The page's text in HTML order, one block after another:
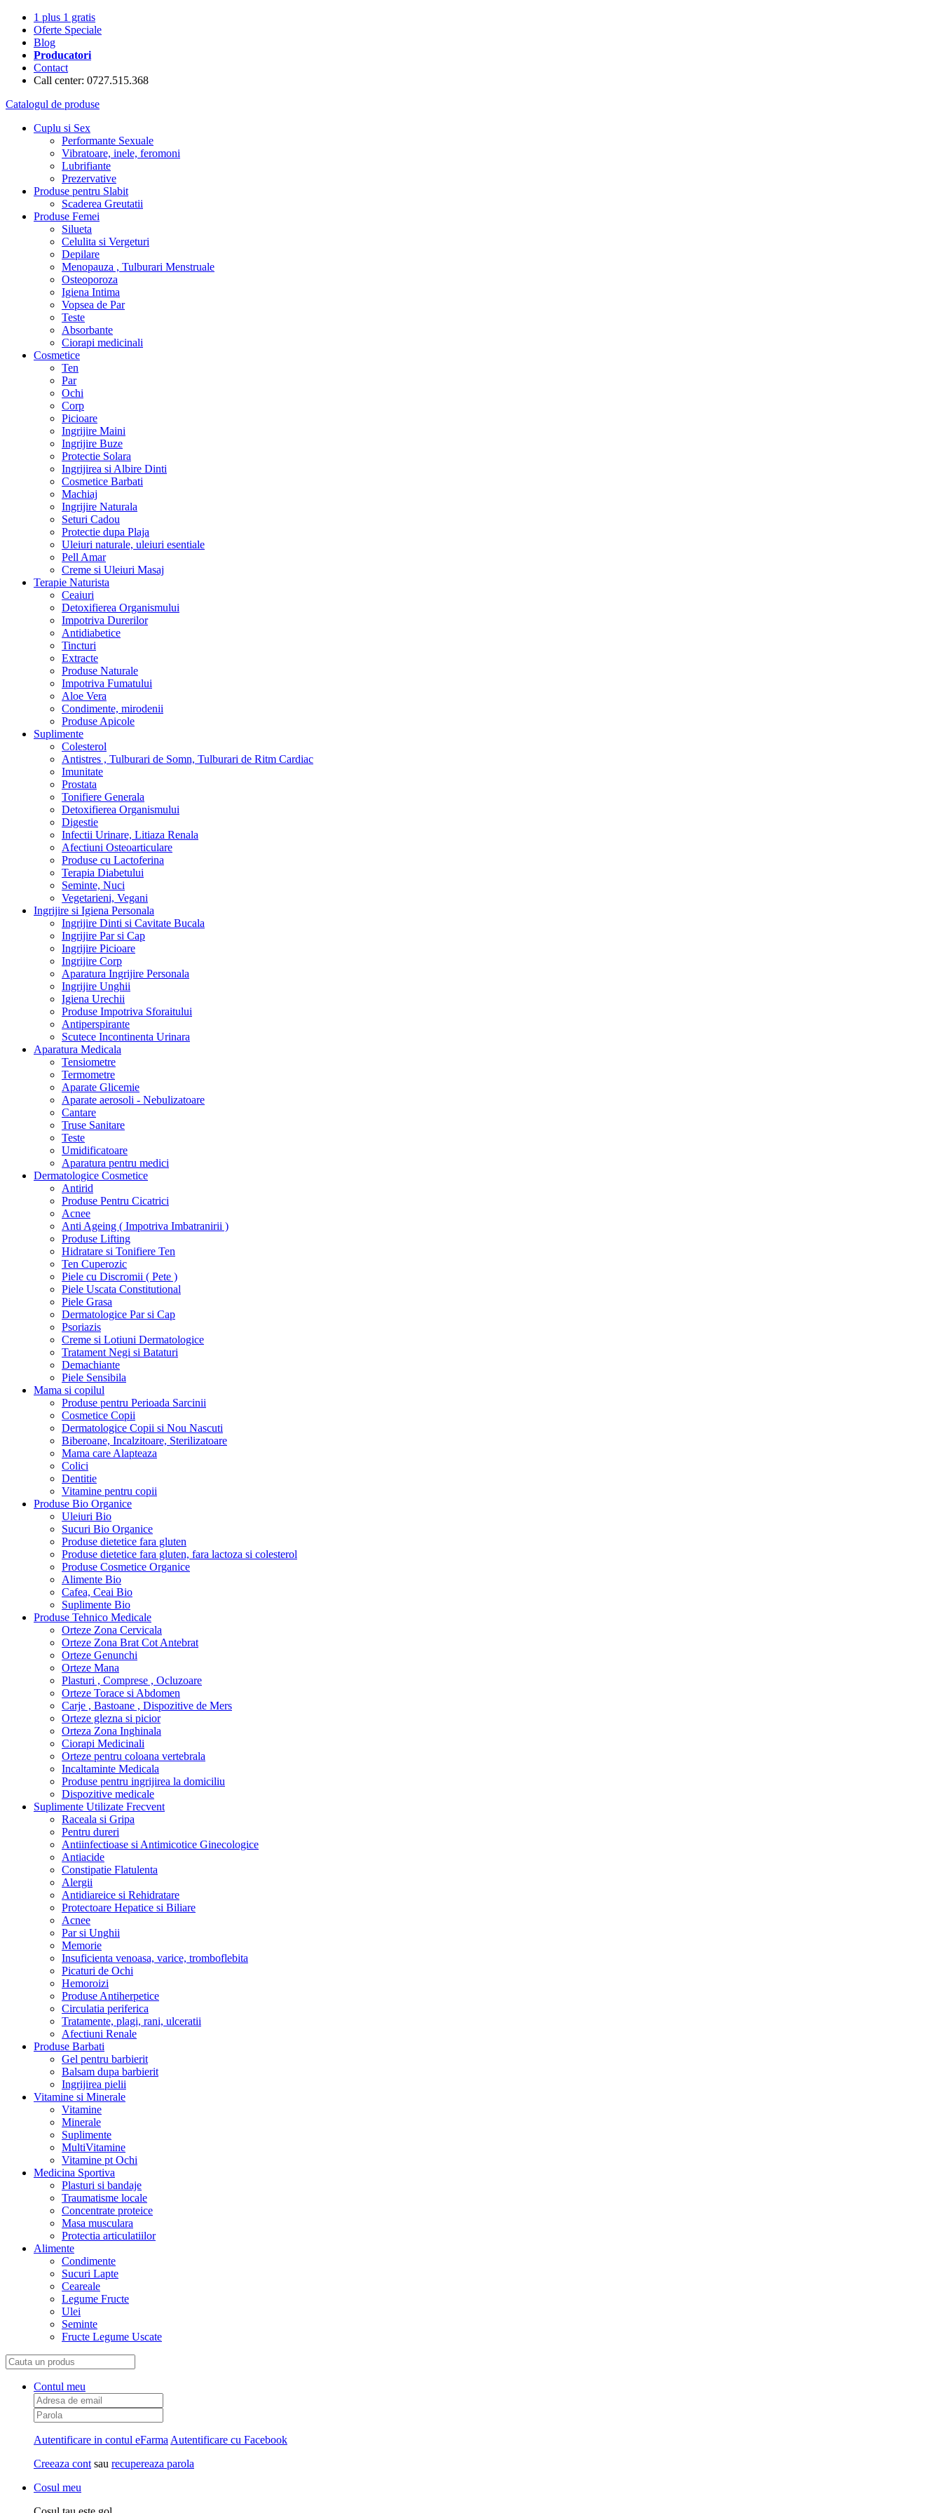
1 plus 1 gratis
Oferte Speciale
Blog
Producatori
Contact
Call center: 0727.515.368
Catalogul de produse
Cuplu si Sex
Performante Sexuale
Vibratoare, inele, feromoni
Lubrifiante
Prezervative
Produse pentru Slabit
Scaderea Greutatii
Produse Femei
Silueta
Celulita si Vergeturi
Depilare
Menopauza , Tulburari Menstruale
Osteoporoza
Igiena Intima
Vopsea de Par
Teste
Absorbante
Ciorapi medicinali
Cosmetice
Ten
Par
Ochi
Corp
Picioare
Ingrijire Maini
Ingrijire Buze
Protectie Solara
Ingrijirea si Albire Dinti
Cosmetice Barbati
Machiaj
Ingrijire Naturala
Seturi Cadou
Protectie dupa Plaja
Uleiuri naturale, uleiuri esentiale
Pell Amar
Creme si Uleiuri Masaj
Terapie Naturista
Ceaiuri
Detoxifierea Organismului
Impotriva Durerilor
Antidiabetice
Tincturi
Extracte
Produse Naturale
Impotriva Fumatului
Aloe Vera
Condimente, mirodenii
Produse Apicole
Suplimente
Colesterol
Antistres , Tulburari de Somn, Tulburari de Ritm Cardiac
Imunitate
Prostata
Tonifiere Generala
Detoxifierea Organismului
Digestie
Infectii Urinare, Litiaza Renala
Afectiuni Osteoarticulare
Produse cu Lactoferina
Terapia Diabetului
Seminte, Nuci
Vegetarieni, Vegani
Ingrijire si Igiena Personala
Ingrijire Dinti si Cavitate Bucala
Ingrijire Par si Cap
Ingrijire Picioare
Ingrijire Corp
Aparatura Ingrijire Personala
Ingrijire Unghii
Igiena Urechii
Produse Impotriva Sforaitului
Antiperspirante
Scutece Incontinenta Urinara
Aparatura Medicala
Tensiometre
Termometre
Aparate Glicemie
Aparate aerosoli - Nebulizatoare
Cantare
Truse Sanitare
Teste
Umidificatoare
Aparatura pentru medici
Dermatologice Cosmetice
Antirid
Produse Pentru Cicatrici
Acnee
Anti Ageing ( Impotriva Imbatranirii )
Produse Lifting
Hidratare si Tonifiere Ten
Ten Cuperozic
Piele cu Discromii ( Pete )
Piele Uscata Constitutional
Piele Grasa
Dermatologice Par si Cap
Psoriazis
Creme si Lotiuni Dermatologice
Tratament Negi si Bataturi
Demachiante
Piele Sensibila
Mama si copilul
Produse pentru Perioada Sarcinii
Cosmetice Copii
Dermatologice Copii si Nou Nascuti
Biberoane, Incalzitoare, Sterilizatoare
Mama care Alapteaza
Colici
Dentitie
Vitamine pentru copii
Produse Bio Organice
Uleiuri Bio
Sucuri Bio Organice
Produse dietetice fara gluten
Produse dietetice fara gluten, fara lactoza si colesterol
Produse Cosmetice Organice
Alimente Bio
Cafea, Ceai Bio
Suplimente Bio
Produse Tehnico Medicale
Orteze Zona Cervicala
Orteze Zona Brat Cot Antebrat
Orteze Genunchi
Orteze Mana
Plasturi , Comprese , Ocluzoare
Orteze Torace si Abdomen
Carje , Bastoane , Dispozitive de Mers
Orteze glezna si picior
Orteza Zona Inghinala
Ciorapi Medicinali
Orteze pentru coloana vertebrala
Incaltaminte Medicala
Produse pentru ingrijirea la domiciliu
Dispozitive medicale
Suplimente Utilizate Frecvent
Raceala si Gripa
Pentru dureri
Antiinfectioase si Antimicotice Ginecologice
Antiacide
Constipatie Flatulenta
Alergii
Antidiareice si Rehidratare
Protectoare Hepatice si Biliare
Acnee
Par si Unghii
Memorie
Insuficienta venoasa, varice, tromboflebita
Picaturi de Ochi
Hemoroizi
Produse Antiherpetice
Circulatia periferica
Tratamente, plagi, rani, ulceratii
Afectiuni Renale
Produse Barbati
Gel pentru barbierit
Balsam dupa barbierit
Ingrijirea pielii
Vitamine si Minerale
Vitamine
Minerale
Suplimente
MultiVitamine
Vitamine pt Ochi
Medicina Sportiva
Plasturi si bandaje
Traumatisme locale
Concentrate proteice
Masa musculara
Protectia articulatiilor
Alimente
Condimente
Sucuri Lapte
Ceareale
Legume Fructe
Ulei
Seminte
Fructe Legume Uscate
Contul meu
Autentificare in contul eFarma Autentificare cu Facebook
Creeaza cont sau recupereaza parola
Cosul meu